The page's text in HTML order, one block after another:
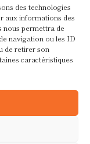
des technologies
aux informations des
nous permettra de
navigation ou les ID
de retirer son
caractéristiques